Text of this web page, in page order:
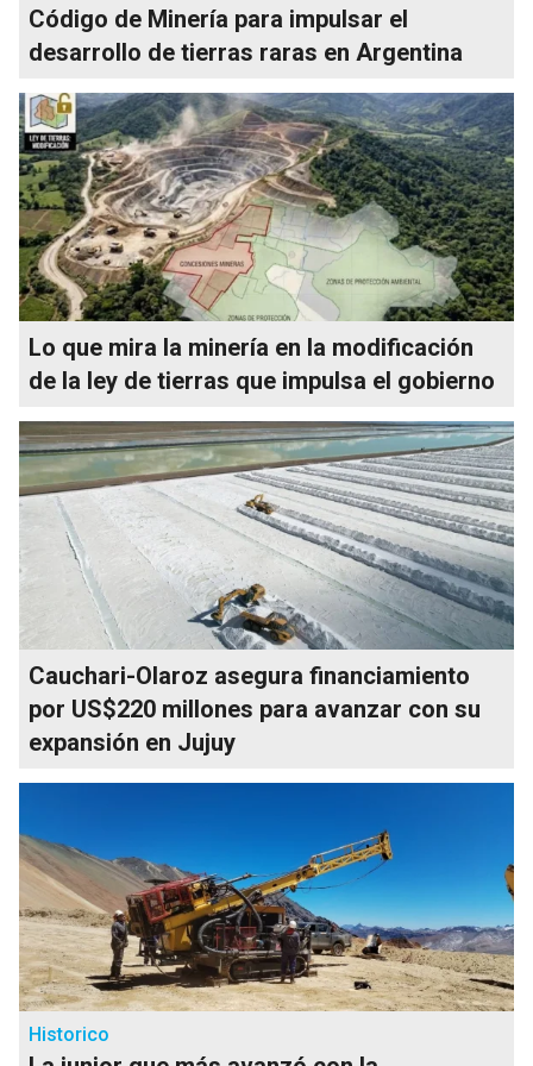
Código de Minería para impulsar el
desarrollo de tierras raras en Argentina
Lo que mira la minería en la modificación
de la ley de tierras que impulsa el gobierno
Cauchari-Olaroz asegura financiamiento
por US$220 millones para avanzar con su
expansión en Jujuy
Historico